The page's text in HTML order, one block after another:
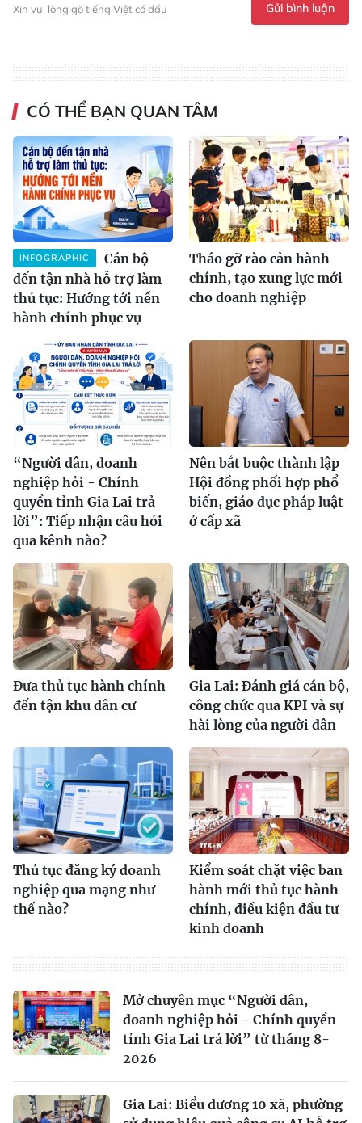
Xin vui lòng gõ tiếng Việt có dấu Gửi bình luận
CÓ THỂ BẠN QUAN TÂM
INFOGRAPHIC
Cán bộ
đến tận nhà hỗ trợ làm
thủ tục: Hướng tới nền
hành chính phục vụ
Tháo gỡ rào cản hành
chính, tạo xung lực mới
cho doanh nghiệp
“Người dân, doanh
nghiệp hỏi - Chính
quyền tỉnh Gia Lai trả
lời”: Tiếp nhận câu hỏi
qua kênh nào?
Nên bắt buộc thành lập
Hội đồng phối hợp phổ
biến, giáo dục pháp luật
ở cấp xã
Ðưa thủ tục hành chính
đến tận khu dân cư
Gia Lai: Đánh giá cán bộ,
công chức qua KPI và sự
hài lòng của người dân
Thủ tục đăng ký doanh
nghiệp qua mạng như
thế nào?
Kiểm soát chặt việc ban
hành mới thủ tục hành
chính, điều kiện đầu tư
kinh doanh
Mở chuyên mục “Người dân,
doanh nghiệp hỏi - Chính quyền
tỉnh Gia Lai trả lời” từ tháng 8-
2026
Gia Lai: Biểu dương 10 xã, phường